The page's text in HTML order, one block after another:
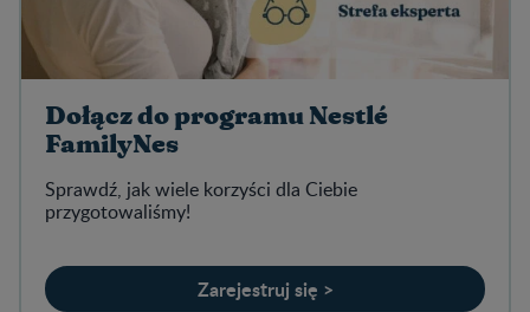
Dołącz do programu Nestlé
FamilyNes
Sprawdź, jak wiele korzyści dla Ciebie
przygotowaliśmy!
Zarejestruj się >